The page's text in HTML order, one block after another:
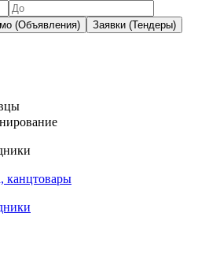
(Объявления)
Заявки (Тендеры)
канцтовары